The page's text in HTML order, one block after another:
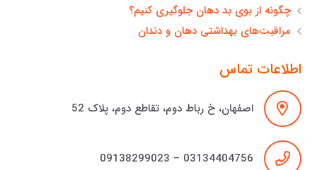
چگونه از بوی بد دهان جلوگیری کنیم؟
مراقبت‌های بهداشتی دهان و دندان
اطلاعات تماس
اصفهان، خ رباط دوم، تقاطع دوم، پلاک 52
03134404756 – 09138299023